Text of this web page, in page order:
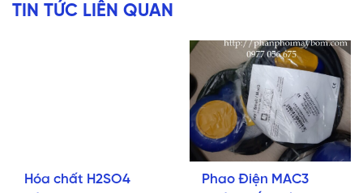
TIN TỨC LIÊN QUAN
Hóa chất H2SO4
Phao Điện MAC3